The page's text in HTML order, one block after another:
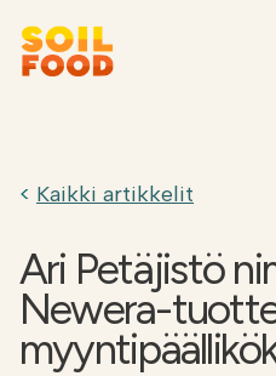
Sivuvirtojen
teollisuudelle
Tuotteet
Kaikki artikkelit
Ari Petäjistö
Newera-